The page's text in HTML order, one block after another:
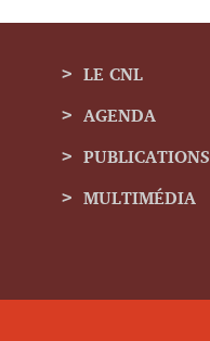
Menu
de
LE CNL
AGENDA
PUBLICATIONS
MULTIMÉDIA